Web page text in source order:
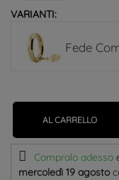
VARIANTI:
Fede
AL CARRELLO
Compralo adesso
mercoledì 19 agosto